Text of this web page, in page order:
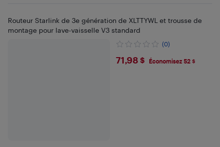
Routeur Starlink de 3e génération de XLTTYWL et trousse de
montage pour lave-vaisselle V3 standard
(0)
$71.98
71,98 $ Économisez 52 $